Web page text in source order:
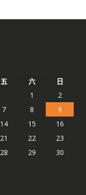
五 六
日
1
2
7 8
9
14 15
16
21 22
23
28 29
30